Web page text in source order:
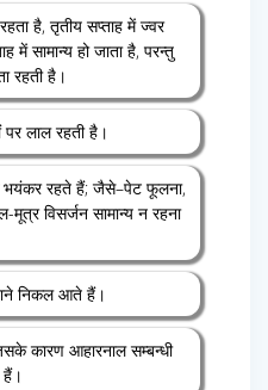
है, तृतीय सप्ताह में ज्वर
में सामान्य हो जाता है, परन्तु
रहती है।
पर लाल रहती है।
भयंकर रहते हैं; जैसे–पेट फूलना,
मूत्र विसर्जन सामान्य न रहना
निकल आते हैं।
कारण आहारनाल सम्बन्धी
हैं।